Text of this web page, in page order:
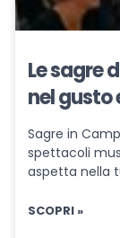
Le sagre
nel gusto
Sagre in
spettacoli
aspetta nella
SCOPRI »